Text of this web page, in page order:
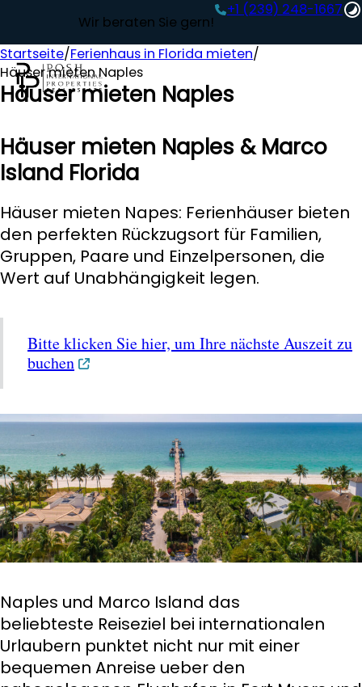
Wir beraten Sie gern!
+1 (239) 248-1667‬
Startseite/Ferienhaus in Florida mieten/
Häuser mieten Naples
Häuser mieten Naples
Häuser mieten Naples & Marco
Island Florida
Häuser mieten Napes: Ferienhäuser bieten
den perfekten Rückzugsort für Familien,
Gruppen, Paare und Einzelpersonen, die
Wert auf Unabhängigkeit legen.
Bitte klicken Sie hier, um Ihre nächste Auszeit zu
buchen
Naples und Marco Island das
beliebteste Reiseziel bei internationalen
Urlaubern punktet nicht nur mit einer
bequemen Anreise ueber den